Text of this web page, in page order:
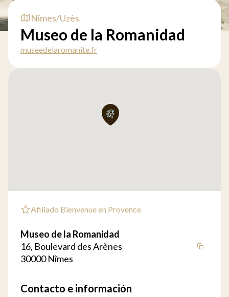
Nîmes/Uzès
Museo de la Romanidad
museedelaromanite.fr
Afiliado Bienvenue en Provence
Museo de la Romanidad
16, Boulevard des Arènes
30000 Nîmes
Contacto e información